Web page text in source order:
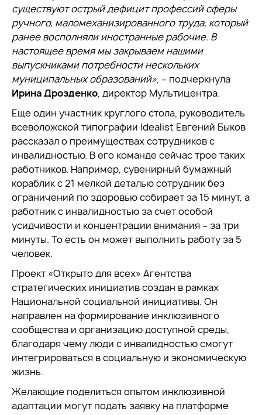
существуют острый дефицит профессий сферы
ручного, маломеханизированного труда, который
ранее восполняли иностранные рабочие. В
настоящее время мы закрываем нашими
выпускниками потребности нескольких
муниципальных образований», – подчеркнула
Ирина Дрозденко, директор Мультицентра.
Еще один участник круглого стола, руководитель
всеволожской типографии Idealist Евгений Быков
рассказал о преимуществах сотрудников с
инвалидностью. В его команде сейчас трое таких
работников. Например, сувенирный бумажный
кораблик с 21 мелкой деталью сотрудник без
ограничений по здоровью собирает за 15 минут, а
работник с инвалидностью за счет особой
усидчивости и концентрации внимания – за три
минуты. То есть он может выполнить работу за 5
человек.
Проект «Открыто для всех» Агентства
стратегических инициатив создан в рамках
Национальной социальной инициативы. Он
направлен на формирование инклюзивного
сообщества и организацию доступной среды,
благодаря чему люди с инвалидностью смогут
интегрироваться в социальную и экономическую
жизнь.
Желающие поделиться опытом инклюзивной
адаптации могут подать заявку на платформе